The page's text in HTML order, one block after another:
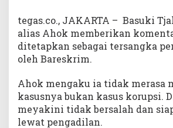
tegas.co., JAKARTA – Basuki
alias Ahok memberikan
ditetapkan sebagai tersangka
oleh Bareskrim.
Ahok mengaku ia tidak merasa
kasusnya bukan kasus korupsi.
meyakini tidak bersalah dan
lewat pengadilan.